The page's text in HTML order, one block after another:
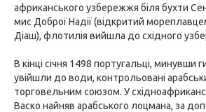
африканського узбережжя біля бухти
мис Доброї Надії (відкритий
Діаш), флотилія вийшла до східного
В кінці січня 1498 португальці, минувши
увійшли до води, контрольовані
торговельним союзом. У
Васко найняв арабського лоцмана, за